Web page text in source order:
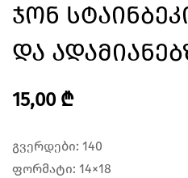
Ჯონ
Და
15,00 ₾
გვერდები: 140
ფორმატი: 14×18